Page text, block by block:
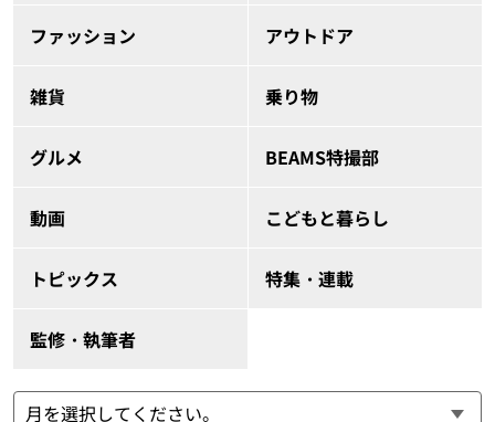
ファッション アウトドア
雑貨 乗り物
グルメ BEAMS特撮部
動画 こどもと暮らし
トピックス 特集・連載
監修・執筆者